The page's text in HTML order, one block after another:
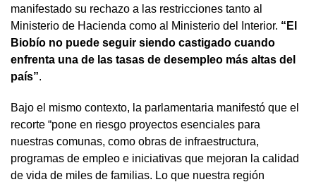
manifestado su rechazo a las restricciones tanto al
Ministerio de Hacienda como al Ministerio del Interior. “El
Biobío no puede seguir siendo castigado cuando
enfrenta una de las tasas de desempleo más altas del
país”.
Bajo el mismo contexto, la parlamentaria manifestó que el
recorte “pone en riesgo proyectos esenciales para
nuestras comunas, como obras de infraestructura,
programas de empleo e iniciativas que mejoran la calidad
de vida de miles de familias. Lo que nuestra región